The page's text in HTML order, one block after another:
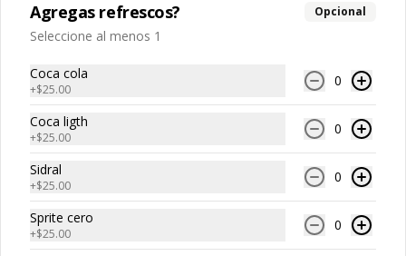
$69.00
Agregas refrescos? Opcional
Seleccione al menos 1
Coca cola
+$25.00
0
Coca ligth
+$25.00
0
Sidral
+$25.00
0
Sprite cero
+$25.00
0